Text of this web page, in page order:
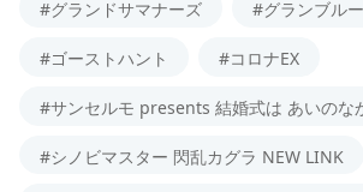
#グランドサマナーズ #グランブル
#ゴーストハント #コロナEX
#サンセルモ presents 結婚式は あいのな
#シノビマスター 閃乱カグラ NEW LINK